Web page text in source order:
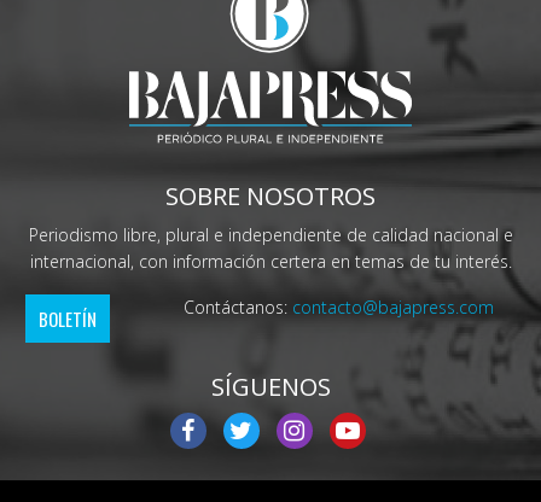
SOBRE NOSOTROS
Periodismo libre, plural e independiente de calidad nacional e
internacional, con información certera en temas de tu interés.
BOLETÍN Contáctanos: contacto@bajapress.com
SÍGUENOS